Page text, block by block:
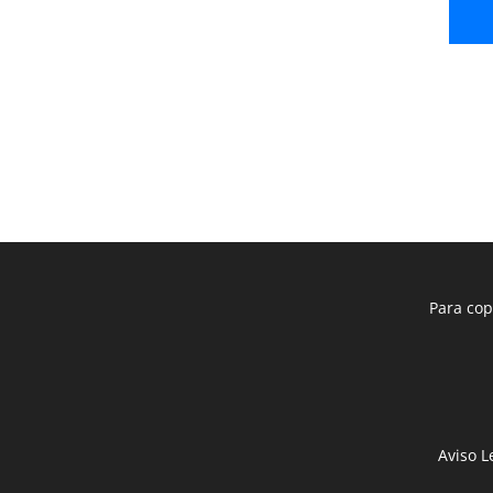
Para
Aviso